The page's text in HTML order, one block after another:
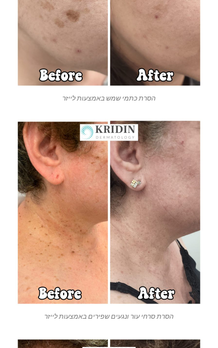
הסרת כתמי שמש באמצעות לייזר
הסרת סרחי עור ונגעים שפירים באמצעות לייזר